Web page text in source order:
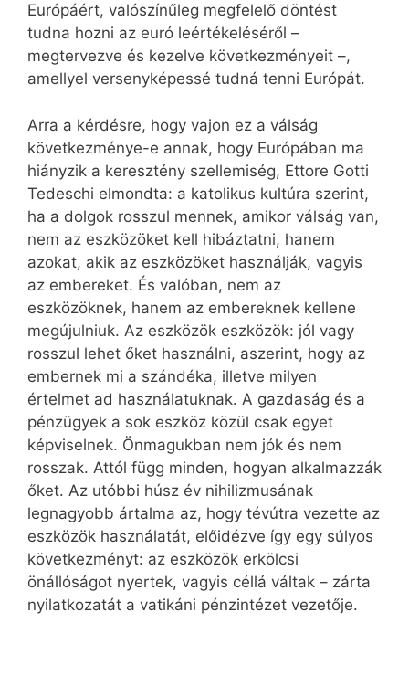
Európáért, valószínűleg megfelelő döntést
tudna hozni az euró leértékeléséről –
megtervezve és kezelve következményeit –,
amellyel versenyképessé tudná tenni Európát.
Arra a kérdésre, hogy vajon ez a válság
következménye-e annak, hogy Európában ma
hiányzik a keresztény szellemiség, Ettore Gotti
Tedeschi elmondta: a katolikus kultúra szerint,
ha a dolgok rosszul mennek, amikor válság van,
nem az eszközöket kell hibáztatni, hanem
azokat, akik az eszközöket használják, vagyis
az embereket. És valóban, nem az
eszközöknek, hanem az embereknek kellene
megújulniuk. Az eszközök eszközök: jól vagy
rosszul lehet őket használni, aszerint, hogy az
embernek mi a szándéka, illetve milyen
értelmet ad használatuknak. A gazdaság és a
pénzügyek a sok eszköz közül csak egyet
képviselnek. Önmagukban nem jók és nem
rosszak. Attól függ minden, hogyan alkalmazzák
őket. Az utóbbi húsz év nihilizmusának
legnagyobb ártalma az, hogy tévútra vezette az
eszközök használatát, előidézve így egy súlyos
következményt: az eszközök erkölcsi
önállóságot nyertek, vagyis céllá váltak – zárta
nyilatkozatát a vatikáni pénzintézet vezetője.